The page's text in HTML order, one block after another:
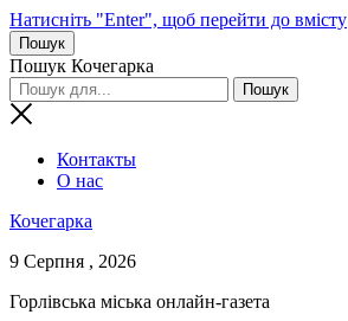
Натисніть "Enter", щоб перейти до вмісту
Пошук
Пошук Кочегарка
Контакты
О нас
Кочегарка
9 Серпня , 2026
Горлівська міська онлайн-газета